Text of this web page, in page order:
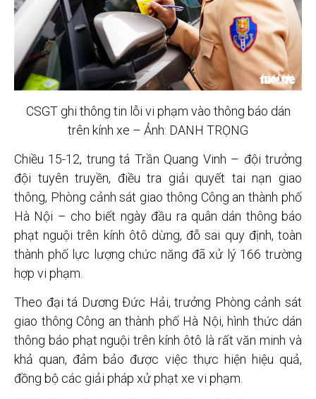
CSGT ghi thông tin lỗi vi phạm vào thông báo dán
trên kính xe – Ảnh: DANH TRỌNG
Chiều 15-12, trung tá Trần Quang Vinh – đội trưởng
đội tuyên truyền, điều tra giải quyết tai nạn giao
thông, Phòng cảnh sát giao thông Công an thành phố
Hà Nội – cho biết ngày đầu ra quân dán thông báo
phạt nguội trên kính ôtô dừng, đỗ sai quy định, toàn
thành phố lực lượng chức năng đã xử lý 166 trường
hợp vi phạm.
Theo đại tá Dương Đức Hải, trưởng Phòng cảnh sát
giao thông Công an thành phố Hà Nội, hình thức dán
thông báo phạt nguội trên kính ôtô là rất văn minh và
khả quan, đảm bảo được việc thực hiện hiệu quả,
đồng bộ các giải pháp xử phạt xe vi phạm.